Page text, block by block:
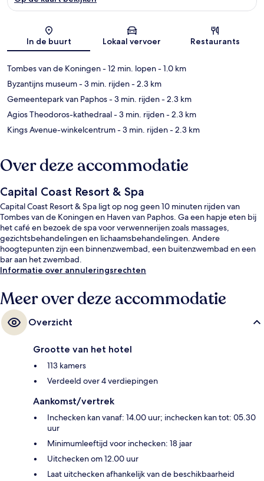
Kaart
In de buurt Lokaal vervoer Restaurants
Tombes van de Koningen- 12 min. lopen- 1.0 km
Byzantijns museum- 3 min. rijden- 2.3 km
Gemeentepark van Paphos- 3 min. rijden- 2.3 km
Agios Theodoros-kathedraal- 3 min. rijden- 2.3 km
Kings Avenue-winkelcentrum- 3 min. rijden- 2.3 km
Over deze accommodatie
Capital Coast Resort & Spa
Capital Coast Resort & Spa ligt op nog geen 10 minuten rijden van
Tombes van de Koningen en Haven van Paphos. Ga een hapje eten bij
het café en bezoek de spa voor verwennerijen zoals massages,
gezichtsbehandelingen en lichaamsbehandelingen. Andere
hoogtepunten zijn een binnenzwembad, een buitenzwembad en een
bar aan het zwembad.
Informatie over annuleringsrechten
Meer over deze accommodatie
Overzicht
Grootte van het hotel
113 kamers
Verdeeld over 4 verdiepingen
Aankomst/vertrek
Inchecken kan vanaf: 14.00 uur; inchecken kan tot: 05.30
uur
Minimumleeftijd voor inchecken: 18 jaar
Uitchecken om 12.00 uur
Laat uitchecken afhankelijk van de beschikbaarheid